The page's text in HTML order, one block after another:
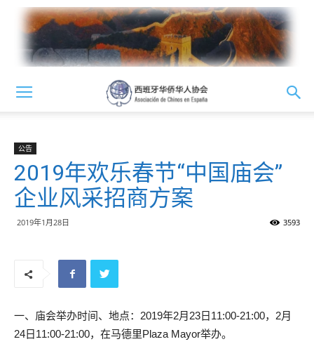
公告
2019年欢乐春节“中国庙会”
企业风采招商方案
2019年1月28日 3593
一、庙会举办时间、地点：2019年2月23日11:00-21:00，2月
24日11:00-21:00，在马德里Plaza Mayor举办。